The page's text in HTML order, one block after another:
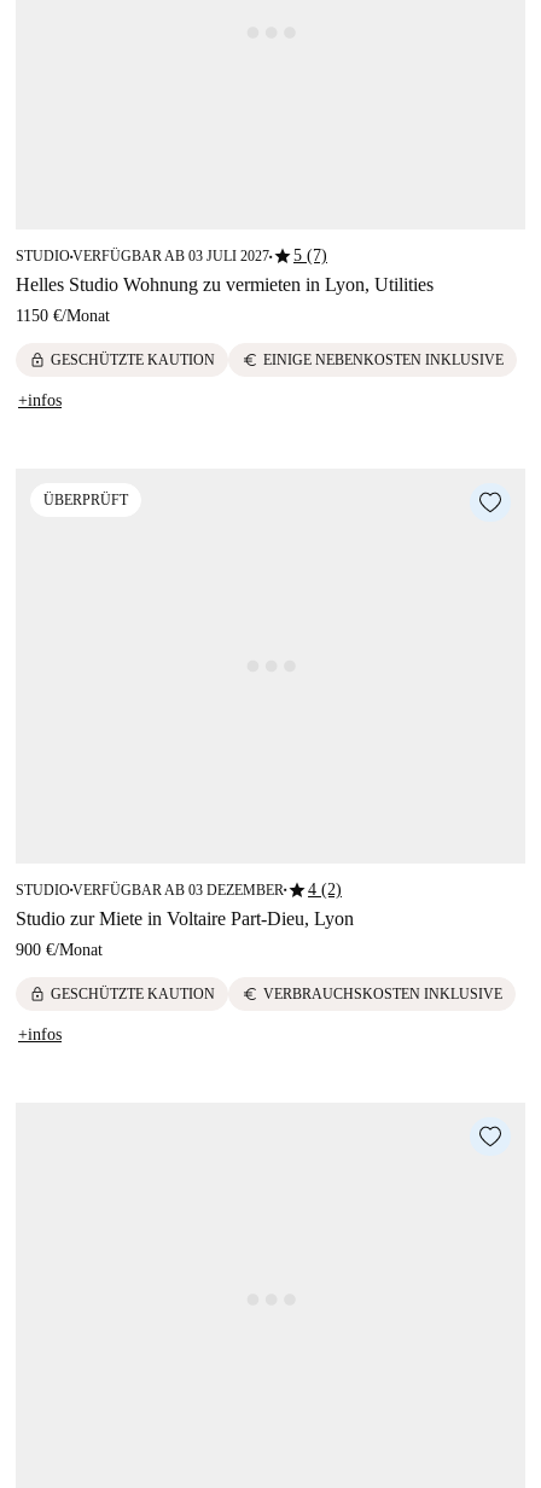
STUDIO■VERFÜGBAR AB 03 JULI 2027■star5 (7)
Helles Studio Wohnung zu vermieten in Lyon, Utilities
1150 €/Monat
lock GESCHÜTZTE KAUTION euro EINIGE NEBENKOSTEN INKLUSIVE
+infos
ÜBERPRÜFT
STUDIO■VERFÜGBAR AB 03 DEZEMBER ■star4 (2)
Studio zur Miete in Voltaire Part-Dieu, Lyon
900 €/Monat
lock GESCHÜTZTE KAUTION euro VERBRAUCHSKOSTEN INKLUSIVE
+infos